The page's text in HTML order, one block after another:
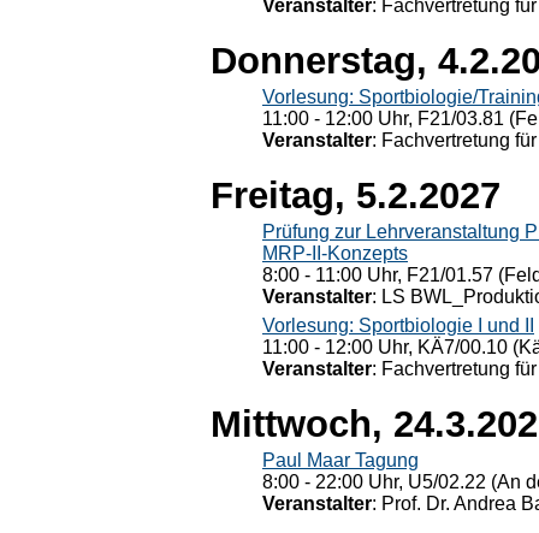
Veranstalter: Fachvertretung
Donnerstag,
Vorlesung: Sportbiologie/
11:00 - 12:00 Uhr, F21/03.81
Veranstalter: Fachvertretung
Freitag, 5.2.2027
Prüfung zur Lehrveranstaltung
MRP-II-Konzepts
8:00 - 11:00 Uhr, F21/01.57
Veranstalter: LS
Vorlesung: Sportbiologie I und II
11:00 - 12:00 Uhr, KÄ7/00.10
Veranstalter: Fachvertretung
Mittwoch,
Paul Maar Tagung
8:00 - 22:00 Uhr, U5/02.22 (An
Veranstalter: Prof. Dr. Andrea